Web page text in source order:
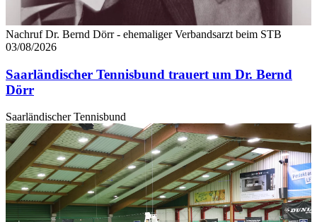
Nachruf Dr. Bernd Dörr - ehemaliger Verbandsarzt beim STB
03/08/2026
Saarländischer Tennisbund trauert um Dr. Bernd
Dörr
Saarländischer Tennisbund